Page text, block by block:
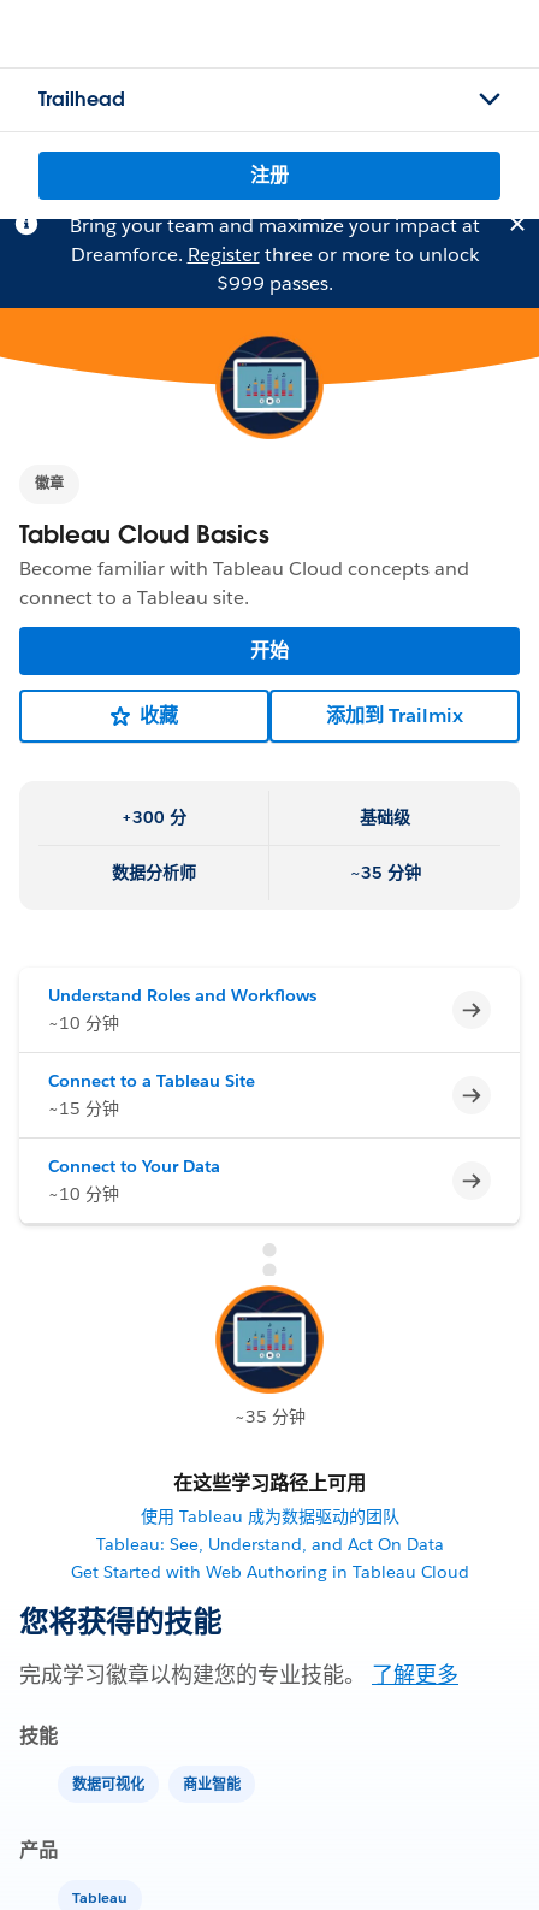
Trailhead
注册
Bring your team and maximize your impact at
Dreamforce. Registerthree or more to unlock
$999 passes.
徽章
Tableau Cloud Basics
Become familiar with Tableau Cloud concepts and
connect to a Tableau site.
开始
收藏 添加到 Trailmix
+300 分 基础级
数据分析师 ~35 分钟
Understand Roles and Workflows
~10 分钟
不完整
Connect to a Tableau Site
~15 分钟
不完整
Connect to Your Data
~10 分钟
不完整
~35 分钟
在这些学习路径上可用
使用 Tableau 成为数据驱动的团队
Tableau: See, Understand, and Act On Data
Get Started with Web Authoring in Tableau Cloud
您将获得的技能
完成学习徽章以构建您的专业技能。 了解更多
技能
数据可视化 商业智能
产品
Tableau